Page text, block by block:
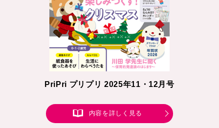
PriPri プリプリ 2025年11・12月号
内容を詳しく見る